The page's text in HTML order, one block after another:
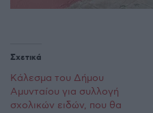
Σχετικά
Κάλεσμα του Δήμου
Αμυνταίου για συλλογή
σχολικών ειδών, που θα